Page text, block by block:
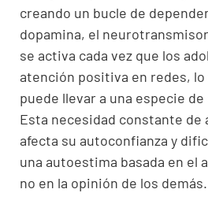
creando un bucle de
dopamina, el
se activa cada vez que los
atención positiva en redes, lo
puede llevar a una especie
Esta necesidad constante de
afecta su autoconfianza y
una autoestima basada en el
no en la opinión de los demás.